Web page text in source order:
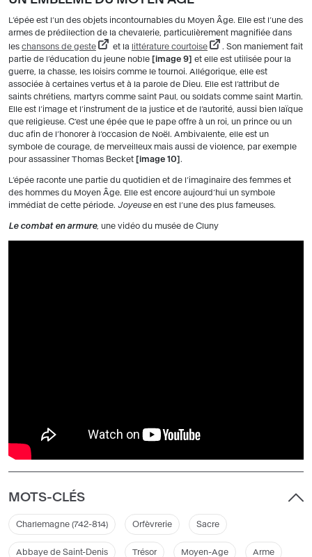
L’épée est l’un des objets incontournables du Moyen Âge. Elle est l’une des
armes de prédilection de la chevalerie, particulièrement magnifiée dans
les chansons de geste et la littérature courtoise
. Son maniement fait
partie de l’éducation du jeune noble
image 9
et elle est utilisée pour la
guerre, la chasse, les loisirs comme le tournoi. Allégorique, elle est
associée à certaines vertus et à la parole de Dieu. Elle est l’attribut de
saints chrétiens, martyrs comme saint Paul, ou soldats comme saint Martin.
Elle est l’image et l’instrument de la justice et de l’autorité, aussi bien laïque
que religieuse. C’est une épée que le pape offre à un roi, un prince ou un
duc afin de l’honorer à l’occasion de Noël. Ambivalente, elle est un
symbole de courage, de merveilleux mais aussi de violence, par exemple
pour assassiner Thomas Becket
image 10 .
L’épée raconte une partie du quotidien et de l’imaginaire des femmes et
des hommes du Moyen Âge. Elle est encore aujourd’hui un symbole
immédiat de cette période. Joyeuseen est l’une des plus fameuses.
Le combat en armure, une vidéo du musée de Cluny
MOTS-CLÉS
Charlemagne (742-814) Orfèvrerie Sacre
Abbaye de Saint-Denis Trésor Moyen-Age Arme